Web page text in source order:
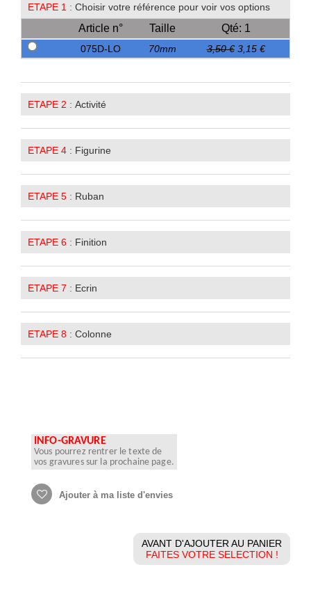
ETAPE 1 : Choisir votre référence pour voir vos options
Article n° Taille Qté: 1
075D-LO 70mm 3,50 € 3,15 €
ETAPE 2 : Activité
ETAPE 4 : Figurine
ETAPE 5 : Ruban
ETAPE 6 : Finition
ETAPE 7 : Ecrin
ETAPE 8 : Colonne
INFO-GRAVURE
Vous pourrez rentrer le texte de
vos gravures sur la prochaine page.
Ajouter à ma liste d'envies
AVANT D'AJOUTER AU PANIER
FAITES VOTRE SELECTION !